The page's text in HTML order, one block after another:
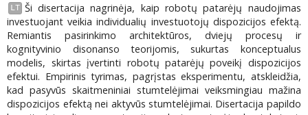
LT Ši disertacija nagrinėja, kaip robotų patarėjų naudojimas
investuojant veikia individualių investuotojų dispozicijos efektą.
Remiantis pasirinkimo architektūros, dviejų procesų ir
kognityvinio disonanso teorijomis, sukurtas konceptualus
modelis, skirtas įvertinti robotų patarėjų poveikį dispozicijos
efektui. Empirinis tyrimas, pagrįstas eksperimentu, atskleidžia,
kad pasyvūs skaitmeniniai stumtelėjimai veiksmingiau mažina
dispozicijos efektą nei aktyvūs stumtelėjimai. Disertacija papildo